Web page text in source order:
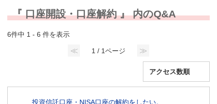
『 口座開設・口座解約 』 内のQ&A
6件中 1 - 6 件を表示
≪ 1 / 1ページ ≫
投資信託口座・NISA口座の解約をしたい。